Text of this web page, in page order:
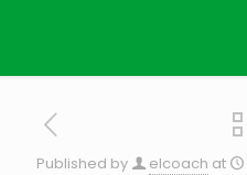
Published by elcoach at